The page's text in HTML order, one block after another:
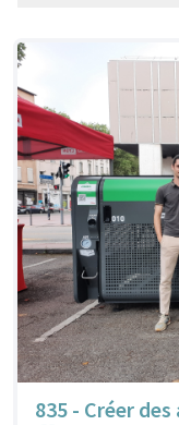
835 - Créer